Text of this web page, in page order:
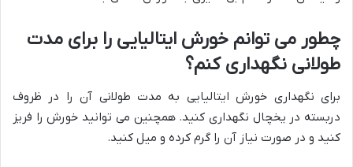
چطور می توانم خورش ایتالیایی را برای مدت
طولانی نگهداری کنم؟
برای نگهداری خورش ایتالیایی به مدت طولانی آن را در ظروف
دربسته در یخچال نگهداری کنید. همچنین می توانید خورش را فریز
کنید و در صورت نیاز آن را گرم کرده و میل کنید.